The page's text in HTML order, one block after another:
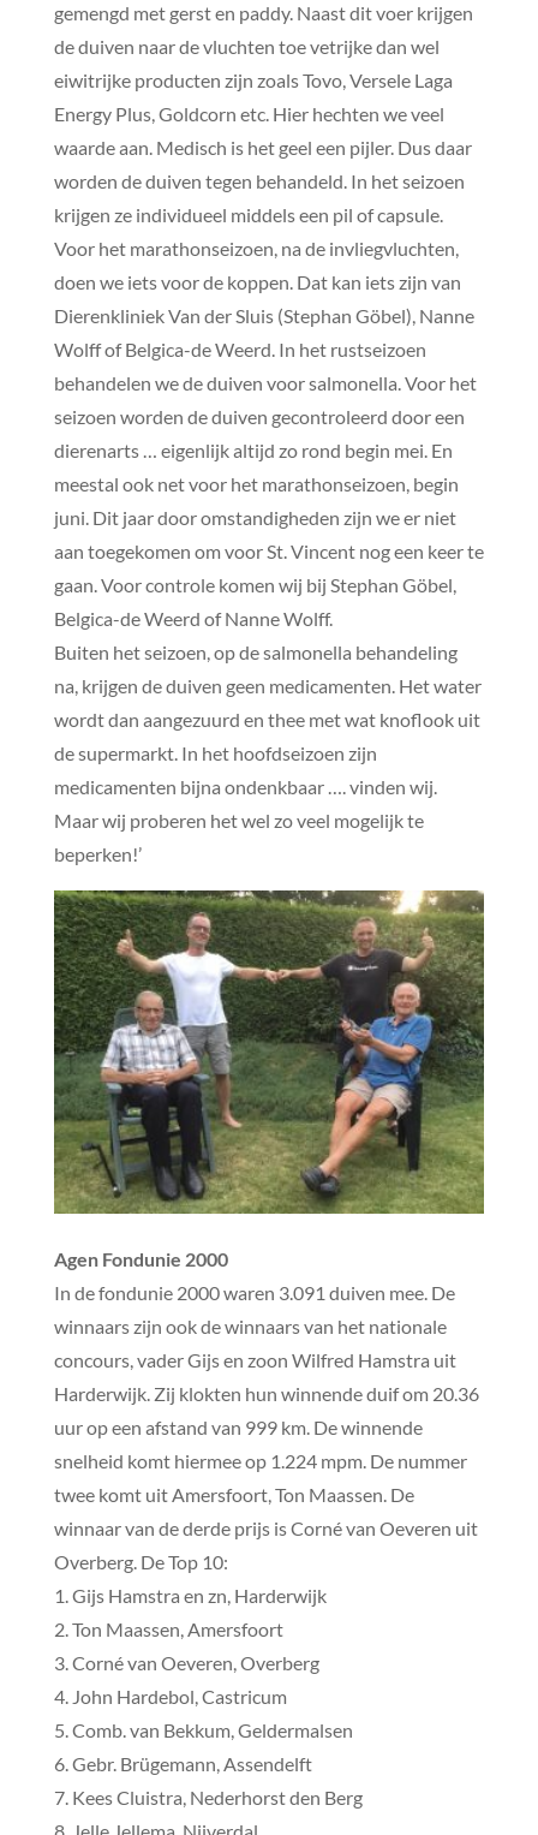
gemengd met gerst en paddy. Naast dit voer krijgen
de duiven naar de vluchten toe vetrijke dan wel
eiwitrijke producten zijn zoals Tovo, Versele Laga
Energy Plus, Goldcorn etc. Hier hechten we veel
waarde aan. Medisch is het geel een pijler. Dus daar
worden de duiven tegen behandeld. In het seizoen
krijgen ze individueel middels een pil of capsule.
Voor het marathonseizoen, na de invliegvluchten,
doen we iets voor de koppen. Dat kan iets zijn van
Dierenkliniek Van der Sluis (Stephan Göbel), Nanne
Wolff of Belgica-de Weerd. In het rustseizoen
behandelen we de duiven voor salmonella. Voor het
seizoen worden de duiven gecontroleerd door een
dierenarts … eigenlijk altijd zo rond begin mei. En
meestal ook net voor het marathonseizoen, begin
juni. Dit jaar door omstandigheden zijn we er niet
aan toegekomen om voor St. Vincent nog een keer te
gaan. Voor controle komen wij bij Stephan Göbel,
Belgica-de Weerd of Nanne Wolff.
Buiten het seizoen, op de salmonella behandeling
na, krijgen de duiven geen medicamenten. Het water
wordt dan aangezuurd en thee met wat knoflook uit
de supermarkt. In het hoofdseizoen zijn
medicamenten bijna ondenkbaar …. vinden wij.
Maar wij proberen het wel zo veel mogelijk te
beperken!’
Agen Fondunie 2000
In de fondunie 2000 waren 3.091 duiven mee. De
winnaars zijn ook de winnaars van het nationale
concours, vader Gijs en zoon Wilfred Hamstra uit
Harderwijk. Zij klokten hun winnende duif om 20.36
uur op een afstand van 999 km. De winnende
snelheid komt hiermee op 1.224 mpm. De nummer
twee komt uit Amersfoort, Ton Maassen. De
winnaar van de derde prijs is Corné van Oeveren uit
Overberg. De Top 10:
1. Gijs Hamstra en zn, Harderwijk
2. Ton Maassen, Amersfoort
3. Corné van Oeveren, Overberg
4. John Hardebol, Castricum
5. Comb. van Bekkum, Geldermalsen
6. Gebr. Brügemann, Assendelft
7. Kees Cluistra, Nederhorst den Berg